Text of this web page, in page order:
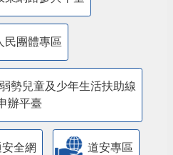
民團體專區
勢兒童及少年生活扶助線
辦平臺
全網 道安專區